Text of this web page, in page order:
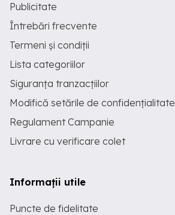
Publicitate
Întrebări frecvente
Termeni și condiții
Lista categoriilor
Siguranța tranzacțiilor
Modifică setările de confidențialitate
Regulament Campanie
Livrare cu verificare colet
Informații utile
Puncte de fidelitate